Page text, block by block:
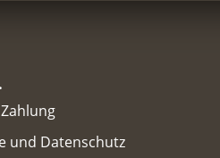
und Datenschutz